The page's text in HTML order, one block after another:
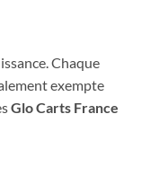
Chaque
exempte
Glo Carts France